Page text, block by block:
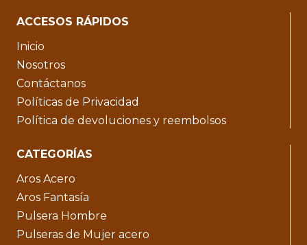
ACCESOS RÁPIDOS
Inicio
Nosotros
Contáctanos
Políticas de Privacidad
Política de devoluciones y reembolsos
CATEGORÍAS
Aros Acero
Aros Fantasía
Pulsera Hombre
Pulseras de Mujer acero